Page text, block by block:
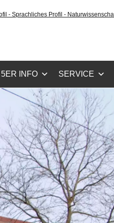
- Sprachliches Profil -
5ER INFO SERVICE